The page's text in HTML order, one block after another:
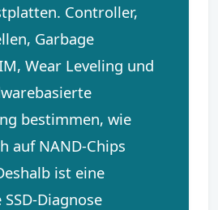
Controller,
Garbage
Wear Leveling und
bestimmen, wie
auf NAND-Chips
ist eine
Diagnose